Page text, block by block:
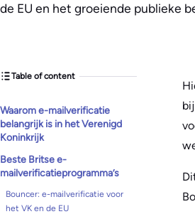
de EU en het groeiende publieke
Table of content
Waarom e-mailverificatie
belangrijk is in het Verenigd
Koninkrijk
Beste Britse e-
mailverificatieprogramma’s
Bouncer: e-mailverificatie voor
het VK en de EU